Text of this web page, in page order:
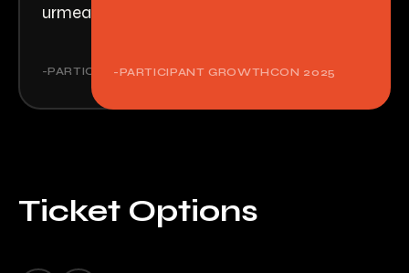
urmează să-i fac în business.
-PARTICIPANT GROWTHCON 2025
-PARTICIPANT GROWTHCON 2025
Ticket Options